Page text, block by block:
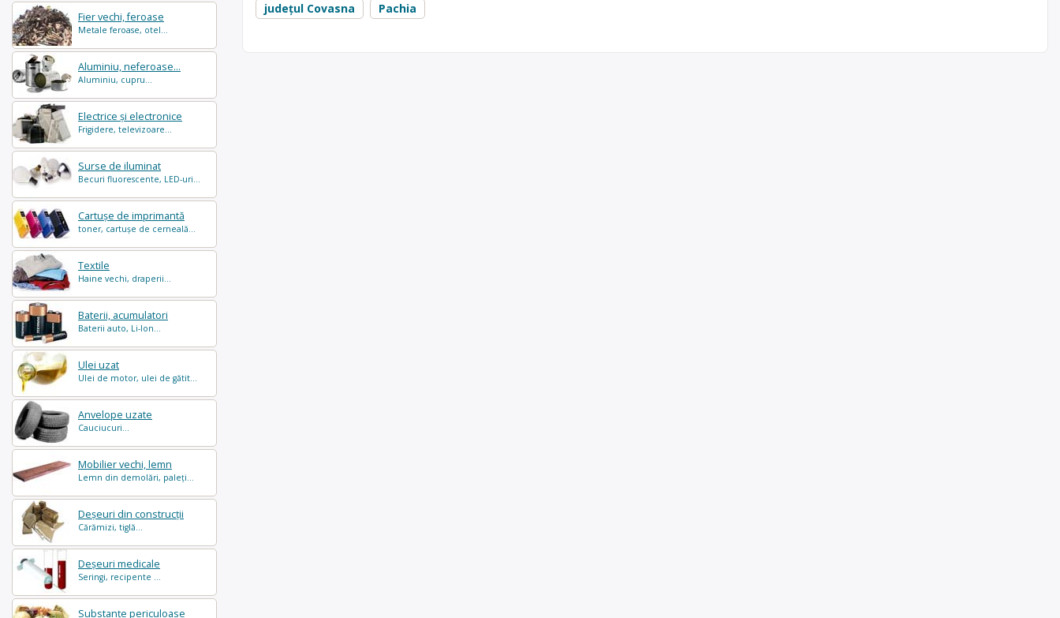
Fier vechi, feroase
Metale feroase, otel...
Aluminiu, neferoase...
Aluminiu, cupru...
Electrice și electronice
Frigidere, televizoare...
Surse de iluminat
Becuri fluorescente, LED-uri...
Cartușe de imprimantă
toner, cartușe de cerneală...
Textile
Haine vechi, draperii...
Baterii, acumulatori
Baterii auto, Li-Ion...
Ulei uzat
Ulei de motor, ulei de gătit...
Anvelope uzate
Cauciucuri...
Mobilier vechi, lemn
Lemn din demolări, paleți...
Deșeuri din construcții
Cărămizi, tiglă...
Deșeuri medicale
Seringi, recipente ...
Substanțe periculoase
județul Covasna
Pachia